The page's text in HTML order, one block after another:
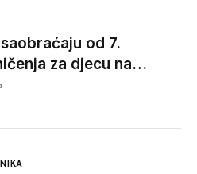
od 7.
za djecu na
vozače, veće kazne